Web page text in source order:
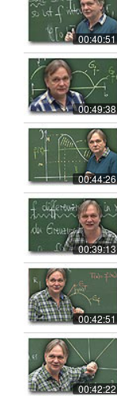
00:40:51
00:49:38
00:44:26
00:39:13
00:42:51
00:42:22